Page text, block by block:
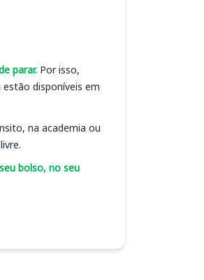
parar. Por isso,
disponíveis em
na academia ou
bolso, no seu